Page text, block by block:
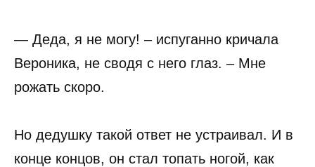
— Деда, я не могу! – испуганно кричала
Вероника, не сводя с него глаз. – Мне
рожать скоро.
Но дедушку такой ответ не устраивал. И в
конце концов, он стал топать ногой, как